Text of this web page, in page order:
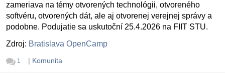
zameriava na témy otvorených technológii, otvoreného
softvéru, otvorených dát, ale aj otvorenej verejnej správy a
podobne. Podujatie sa uskutoční 25.4.2026 na FIIT STU.
Zdroj: Bratislava OpenCamp
1 | Komunita